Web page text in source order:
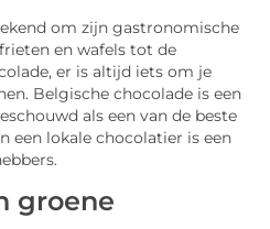
om zijn gastronomische
en wafels tot de
er is altijd iets om je
Belgische chocolade is een
als een van de beste
een lokale chocolatier is een
groene